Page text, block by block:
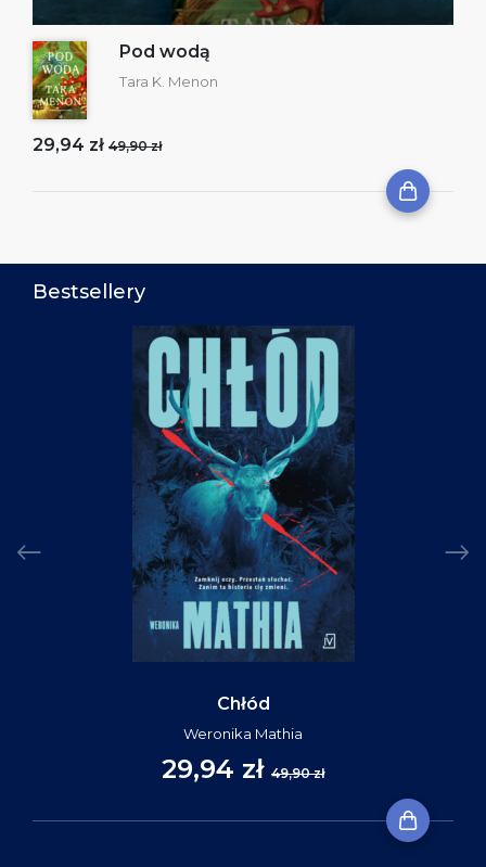
Pod wodą
Tara K. Menon
29,94 zł 49,90 zł
Bestsellery
Chłód
Weronika Mathia
29,94 zł 49,90 zł